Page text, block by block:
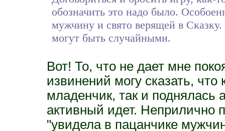
обозначить это надо было.
мужчину и свято верящей в
могут быть случайными.
Вот! То, что не дает мне
извинений могу сказать, что
младенчик, так и поднялась
активный идет. Неприлично
"увидела в пацанчике